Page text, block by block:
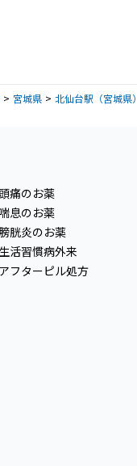
宮城県 北仙台駅（宮城県
頭痛のお薬
息のお薬
膀胱炎のお薬
生活習慣病外来
アフターピル処方